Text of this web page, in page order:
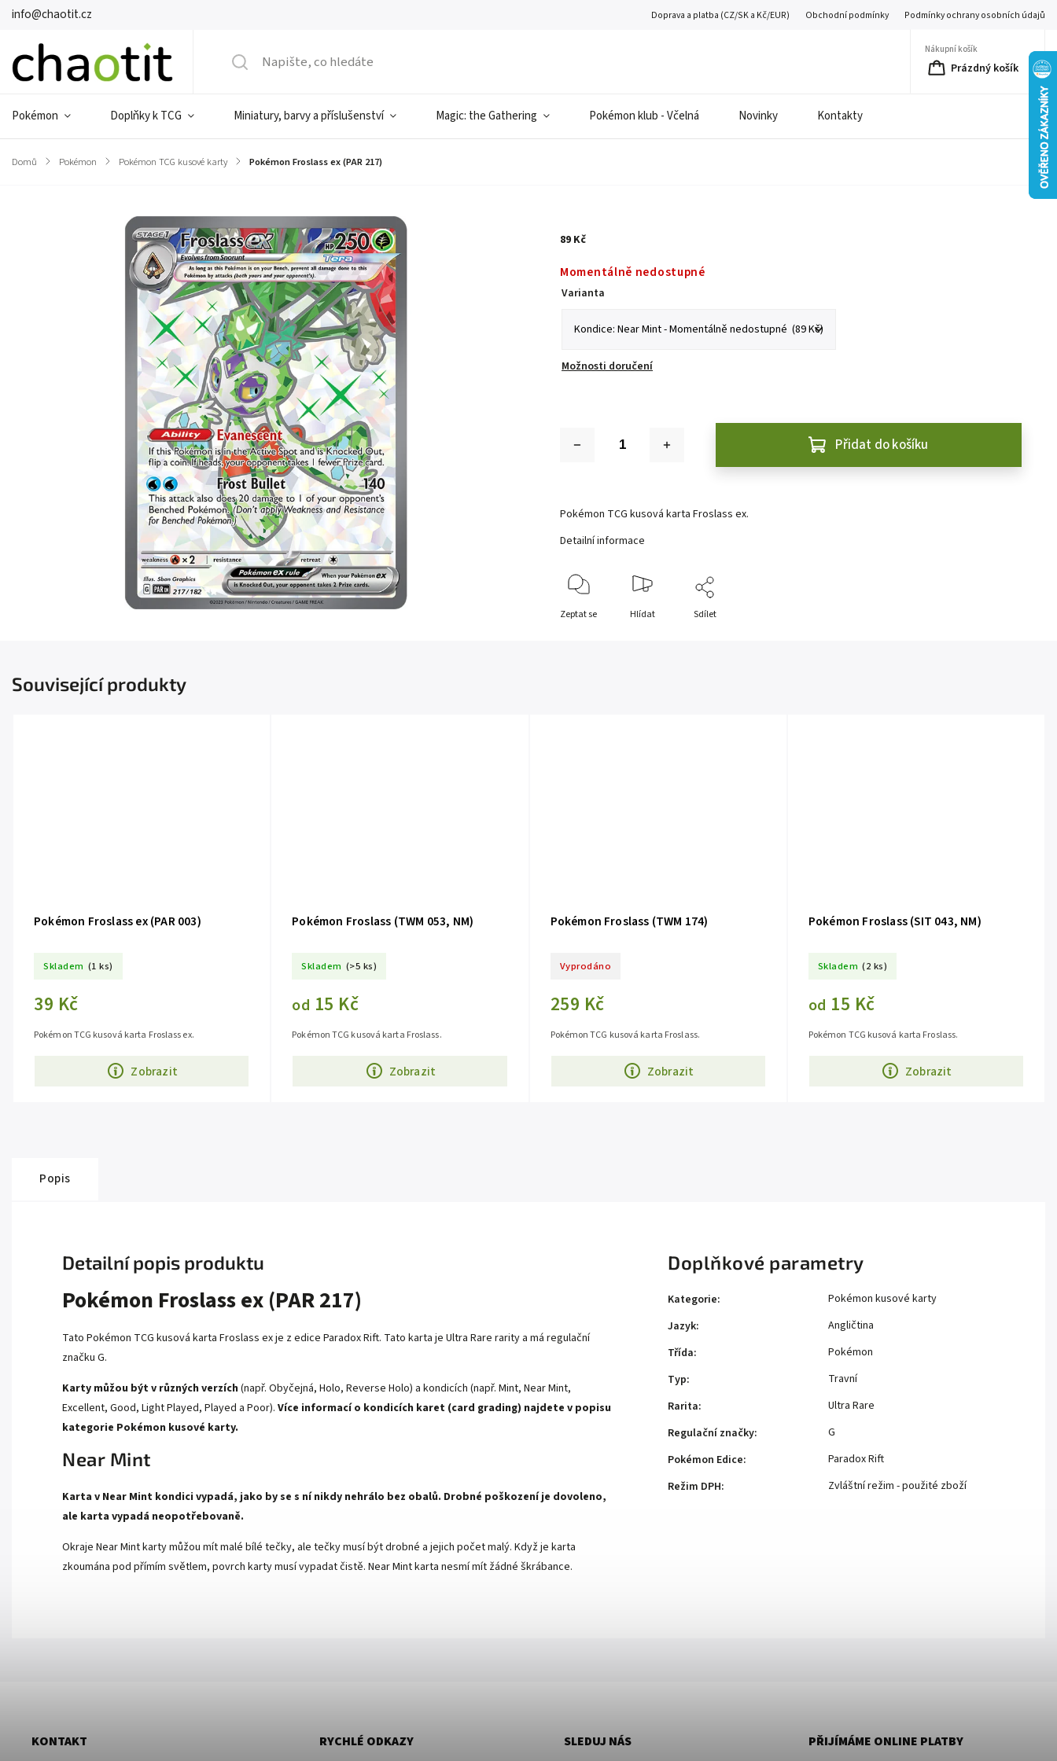
info@chaotit.cz Doprava a platba (CZ/SK a Kč/EUR) Obchodní podmínky Podmínky ochrany osobních údajů
Nákupní košík
Prázdný košík
Pokémon Doplňky k TCG Miniatury, barvy a příslušenství Magic: the Gathering Pokémon klub - Včelná Novinky Kontakty
Domů / Pokémon / Pokémon TCG kusové karty / Pokémon Froslass ex (PAR 217)
89 Kč
Momentálně nedostupné
Varianta
Možnosti doručení
Přidat do košíku
Pokémon TCG kusová karta Froslass ex.
Detailní informace
Zeptat se Hlídat Sdílet
Související produkty
Pokémon Froslass ex (PAR 003)
Skladem (1 ks)
39 Kč
Zobrazit
Pokémon TCG kusová karta Froslass ex.
Pokémon Froslass (TWM 053, NM)
Skladem (>5 ks)
od 15 Kč
Zobrazit
Pokémon TCG kusová karta Froslass.
Pokémon Froslass (TWM 174)
Vyprodáno
259 Kč
Zobrazit
Pokémon TCG kusová karta Froslass.
Pokémon Froslass (SIT 043, NM)
Skladem (2 ks)
od 15 Kč
Zobrazit
Pokémon TCG kusová karta Froslass.
Popis
Detailní popis produktu
Pokémon Froslass ex (PAR 217)
Tato Pokémon TCG kusová karta Froslass ex je z edice Paradox Rift. Tato karta je Ultra Rare rarity a má regulační
značku G.
Karty můžou být v různých verzích (např. Obyčejná, Holo, Reverse Holo) a kondicích (např. Mint, Near Mint,
Excellent, Good, Light Played, Played a Poor). Více informací o kondicích karet (card grading) najdete v popisu
kategorie Pokémon kusové karty.
Near Mint
Karta v Near Mint kondici vypadá, jako by se s ní nikdy nehrálo bez obalů. Drobné poškození je dovoleno,
ale karta vypadá neopotřebovaně.
Okraje Near Mint karty můžou mít malé bílé tečky, ale tečky musí být drobné a jejich počet malý. Když je karta
zkoumána pod přímím světlem, povrch karty musí vypadat čistě. Near Mint karta nesmí mít žádné škrábance.
Doplňkové parametry
Kategorie:
Pokémon kusové karty
Jazyk:
Angličtina
Třída:
Pokémon
Typ:
Travní
Rarita:
Ultra Rare
Regulační značky:
G
Pokémon Edice:
Paradox Rift
Režim DPH: Zvláštní režim - použité zboží
KONTAKT RYCHLÉ ODKAZY SLEDUJ NÁS PŘIJÍMÁME ONLINE PLATBY